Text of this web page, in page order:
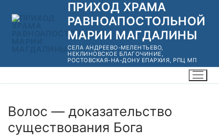
ПРИХОД ХРАМА
РАВНОАПОСТОЛЬНОЙ
МАРИИ МАГДАЛИНЫ
СЕЛА АНДРЕЕВО-МЕЛЕНТЬЕВО,
НЕКЛИНОВСКОЕ БЛАГОЧИНИЕ,
РОСТОВСКАЯ-НА-ДОНУ ЕПАРХИЯ, РПЦ МП
Волос — доказательство
существования Бога